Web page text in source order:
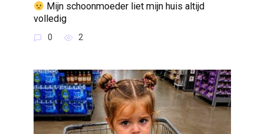
Mijn schoonmoeder liet mijn huis altijd
volledig
0 2